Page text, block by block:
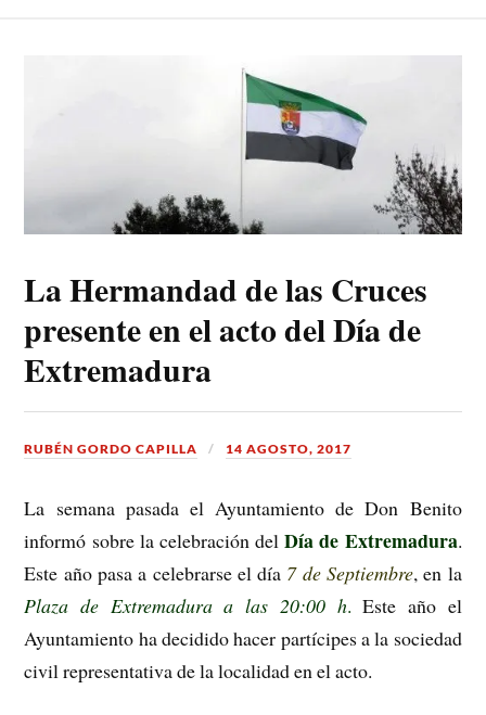
La Hermandad de las Cruces
presente en el acto del Día de
Extremadura
RUBÉN GORDO CAPILLA 14 AGOSTO, 2017
La semana pasada el Ayuntamiento de Don Benito
informó sobre la celebración delDía de Extremadura.
Este año pasa a celebrarse el día 7 de Septiembre, en la
Plaza de Extremadura a las 20:00 h. Este año el
Ayuntamiento ha decidido hacer partícipes a la sociedad
civil representativa de la localidad en el acto.